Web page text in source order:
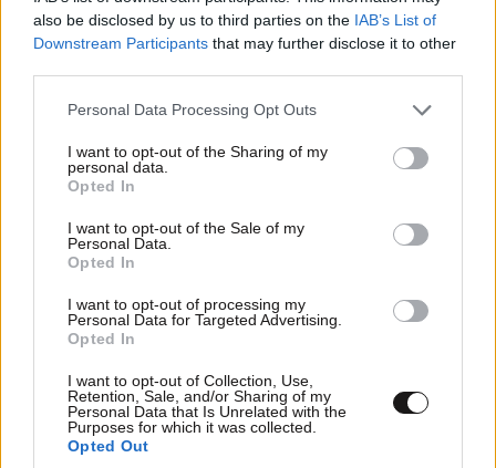
also be disclosed by us to third parties on the IAB’s List of
Downstream Participants that may further disclose it to other
Please note that this website/app uses one or more Google
not limited to your visit or usage behaviour. You may click to
grant or deny consent to Google and its third-party tags to
use your data for below specified purposes in below Google
consent section.
Personal Data Processing Opt Outs
I want to opt-out of the Sharing of my
personal data.
Opted In
I want to opt-out of the Sale of my
Personal Data.
Opted In
I want to opt-out of processing my
Personal Data for Targeted Advertising.
Opted In
I want to opt-out of Collection, Use,
Retention, Sale, and/or Sharing of my
Personal Data that Is Unrelated with the
Purposes for which it was collected.
Opted Out
To be continued 05·05·2025 12:25